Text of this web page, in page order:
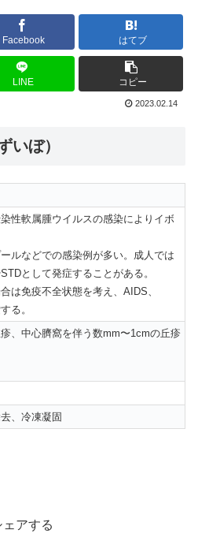
Facebook はてブ
LINE コピー
2023.02.14
いぼ）
性軟属腫ウイルスの感染によりイボ
ルなどでの感染例が多い。成人では
として発症することがある。
は免疫不全状態を考え、AIDS、
る。
、中心臍窩を伴う数mm〜1cmの丘疹
、冷凍凝固
ェアする